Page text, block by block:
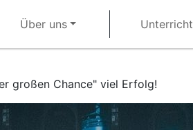
Über uns Unterricht
großen Chance" viel Erfolg!